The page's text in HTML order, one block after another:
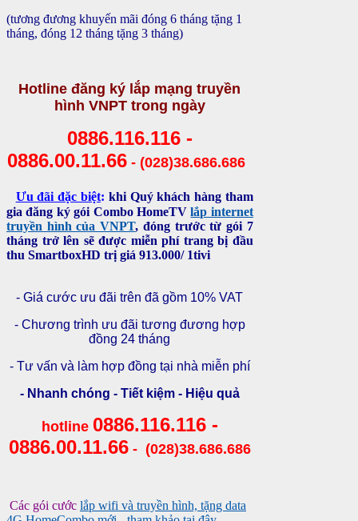
(tương đương khuyến mãi đóng 6 tháng tặng 1
tháng, đóng 12 tháng tặng 3 tháng)
Hotline đăng ký lắp mạng truyền
hình VNPT trong ngày
0886.116.116 -
0886.00.11.66- (028)38.686.686
Ưu đãi đặc biệt: khi Quý khách hàng tham
giađăng ký gói Combo HomeTVlắp internet
truyền hình của VNPT, đóng trước từ gói 7
tháng trở lên sẽ được miễn phí trang bị đầu
thu SmartboxHD trị giá 913.000/ 1tivi
- Giá cước ưu đãi trên đã gồm 10% VAT
- Chương trình ưu đãi tương đương hợp
đồng 24 tháng
- Tư vấn và làm hợp đồng tại nhà miễn phí
- Nhanh chóng - Tiết kiệm - Hiệu quả
hotline 0886.116.116 -
0886.00.11.66- (028)38.686.686
Các gói cước lắp wifi và truyền hình, tặng data